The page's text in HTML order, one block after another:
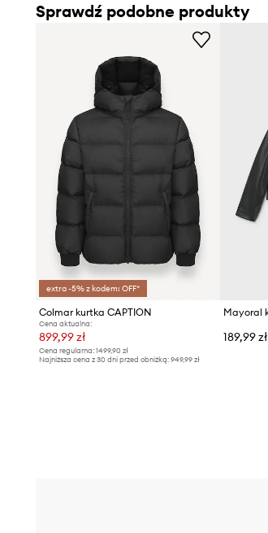
Sprawdź podobne produkty
extra -5% z kodem: OFF*
Colmar kurtka CAPTION
Cena aktualna:
899,99 zł
Cena regularna: 1499,90 zł
Najniższa cena z 30 dni przed obniżką: 949,99 zł
189,99 zł